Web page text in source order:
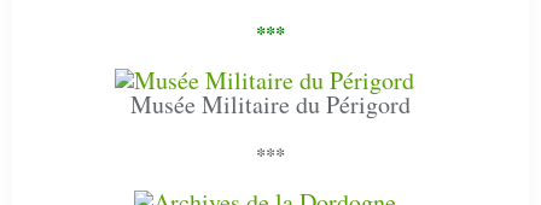
***
Musée Militaire du Périgord
***